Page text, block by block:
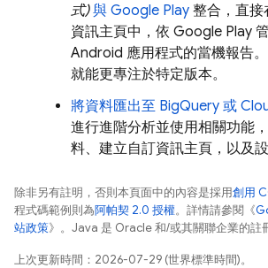
式) 與 Google Play 整合，直接
資訊主頁中，依 Google Play
Android 應用程式的當機報告
就能更專注於特定版本。
將資料匯出至 BigQuery 或
進行進階分析並使用相關功能
料、建立自訂資訊主頁，以及設
除非另有註明，否則本頁面中的內容是採用創用
程式碼範例則為阿帕契 2.0 授權。詳情請參閱《
站政策》。Java 是 Oracle 和/或其關聯企業的註
上次更新時間：2026-07-29 (世界標準時間)。